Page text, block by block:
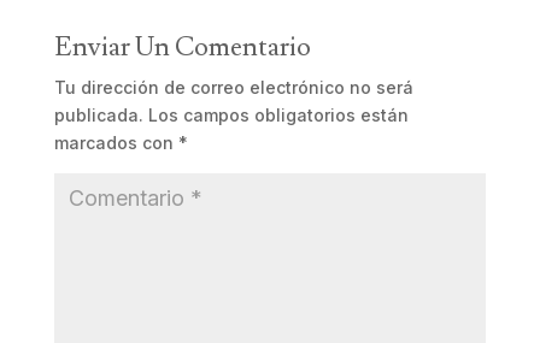
Enviar Un Comentario
Tu dirección de correo electrónico no será
publicada. Los campos obligatorios están
marcados con *